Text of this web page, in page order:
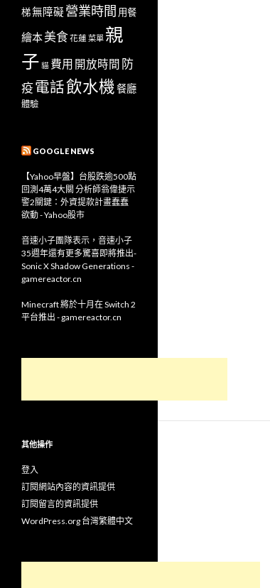
梯無障礙 營業時間 用餐
繪本美食花蓮 菜單 親
子 貓 費用 開放時間 防
疫電話飲水機餐廳
體驗
GOOGLE NEWS
【Yahoo早盤】台股跌逾500點
回測4萬4大關 分析師翁偉捷示
警2關鍵：外資提款計畫蠢蠢
欲動 - Yahoo股市
音速小子團隊表示，音速小子
35週年還有更多驚喜即將推出-
Sonic X Shadow Generations -
gamereactor.cn
Minecraft 將於十月在 Switch 2
平台推出 - gamereactor.cn
其他操作
登入
訂閱網站內容的資訊提供
訂閱留言的資訊提供
WordPress.org 台灣繁體中文